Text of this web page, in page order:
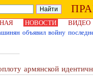
НОВОСТИ
ВИДЕО
объявил войну
армянской